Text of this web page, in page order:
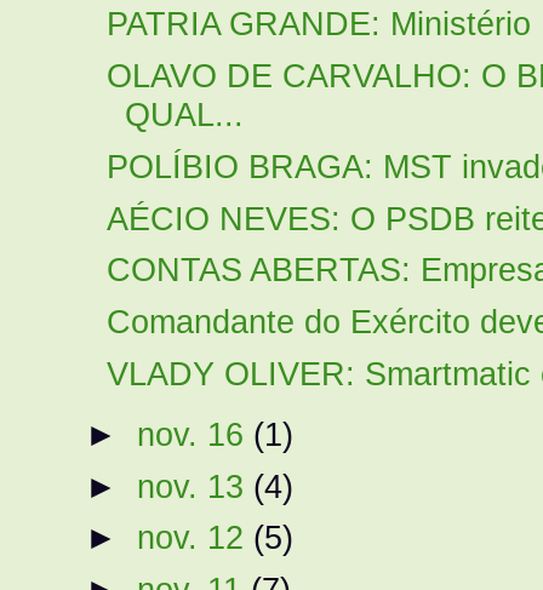
PATRIA GRANDE:
OLAVO DE CARVALHO: O
QUAL...
POLÍBIO BRAGA: MST
AÉCIO NEVES: O PSDB
CONTAS ABERTAS:
Comandante do Exército
VLADY OLIVER:
► nov. 16 (1)
► nov. 13 (4)
► nov. 12 (5)